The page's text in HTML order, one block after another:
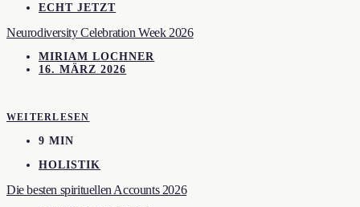
ECHT JETZT
Neurodiversity Celebration Week 2026
MIRIAM LOCHNER
16. MÄRZ 2026
WEITERLESEN
9 MIN
HOLISTIK
Die besten spirituellen Accounts 2026